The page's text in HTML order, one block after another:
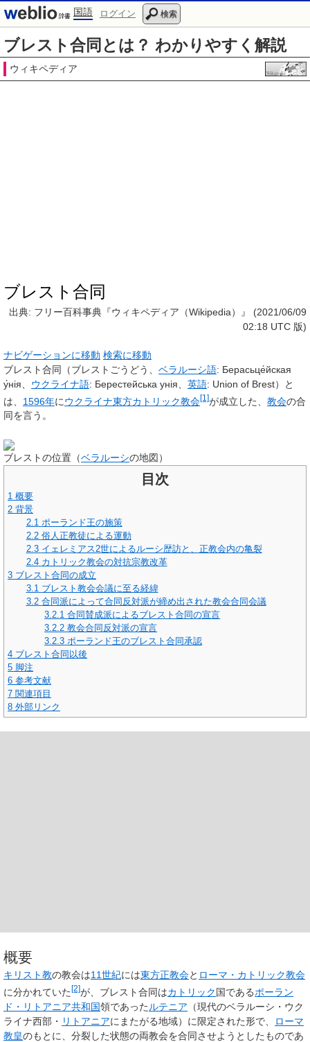
国語 ログイン 検索
ブレスト合同とは？ わかりやすく解説
ウィキペディア
ブレスト合同
出典: フリー百科事典『ウィキペディア（Wikipedia）』 (2021/06/09
02:18 UTC 版)
ナビゲーションに移動 検索に移動
ブレスト合同 （ブレストごうどう、 ベラルーシ語: Берасьце́йская
у́нія
ウクライナ語: Берестейська унія 英語: Union of Brest）と
は、 1596年にウクライナ東方カトリック教会[1]が成立した、 教会の合
同を言う。
ブレストの位置（ベラルーシの地図）
目次
1 概要
2 背景
2.1 ポーランド王の施策
2.2 俗人正教徒による運動
2.3 イェレミアス2世によるルーシ歴訪と、正教会内の亀裂
2.4 カトリック教会の対抗宗教改革
3 ブレスト合同の成立
3.1 ブレスト教会会議に至る経緯
3.2 合同派によって合同反対派が締め出された教会合同会議
3.2.1 合同賛成派によるブレスト合同の宣言
3.2.2 教会合同反対派の宣言
3.2.3 ポーランド王のブレスト合同承認
4 ブレスト合同以後
5 脚注
6 参考文献
7 関連項目
8 外部リンク
概要
キリスト教の教会は11世紀には東方正教会と ローマ・カトリック教会
に分かれていた[2]が、ブレスト合同はカトリック国であるポーラン
ド・リトアニア共和国領であった ルテニア （現代のベラルーシ・ウク
ライナ西部・ リトアニアにまたがる地域）に限定された形で、
ローマ
教皇のもとに、分裂した状態の両教会を合同させようとしたものであ